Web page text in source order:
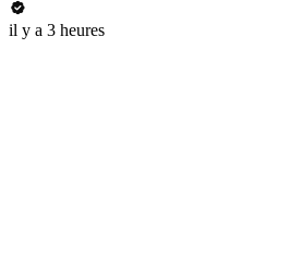
il y a 3 heures